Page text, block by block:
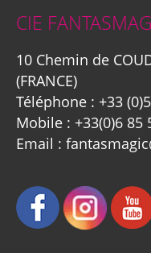
CIE
10 Chemin de
(FRANCE)
Téléphone : +33
Mobile : +33(0)6 85
Email :